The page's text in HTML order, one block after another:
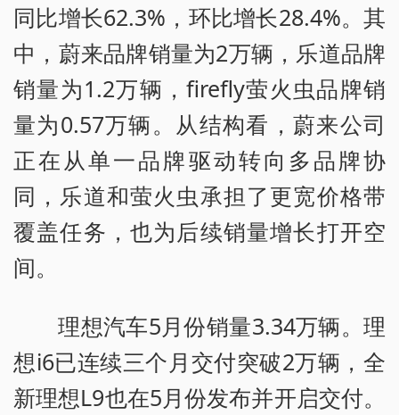
同比增长62.3%，环比增长28.4%。其
中，蔚来品牌销量为2万辆，乐道品牌
销量为1.2万辆，firefly萤火虫品牌销
量为0.57万辆。从结构看，蔚来公司
正在从单一品牌驱动转向多品牌协
同，乐道和萤火虫承担了更宽价格带
覆盖任务，也为后续销量增长打开空
间。
理想汽车5月份销量3.34万辆。理
想i6已连续三个月交付突破2万辆，全
新理想L9也在5月份发布并开启交付。